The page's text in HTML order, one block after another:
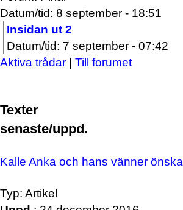
Datum/tid: 8 september - 18:51
Insidan ut 2
Datum/tid: 7 september - 07:42
Aktiva trådar | Till forumet
Texter
senaste/uppd.
Kalle Anka och hans vänner
Typ: Artikel